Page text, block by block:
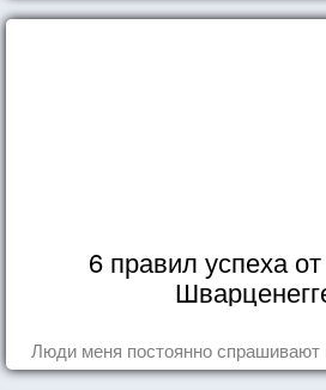
6 правил успеха
Люди меня постоянно спрашивают